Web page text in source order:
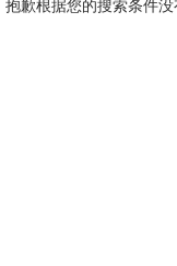
抱歉根据您的搜索条件